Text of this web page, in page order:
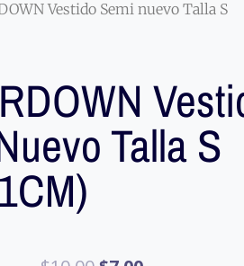
Vestido Semi nuevo Talla S
Talla S